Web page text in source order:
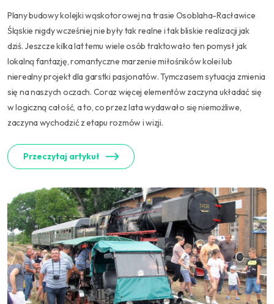
Plany budowy kolejki wąskotorowej na trasie Osoblaha-Racławice
Śląskie nigdy wcześniej nie były tak realne i tak bliskie realizacji jak
dziś. Jeszcze kilka lat temu wiele osób traktowało ten pomysł jak
lokalną fantazję, romantyczne marzenie miłośników kolei lub
nierealny projekt dla garstki pasjonatów. Tymczasem sytuacja zmienia
się na naszych oczach. Coraz więcej elementów zaczyna układać się
w logiczną całość, a to, co przez lata wydawało się niemożliwe,
zaczyna wychodzić z etapu rozmów i wizji.
Przeczytaj artykuł